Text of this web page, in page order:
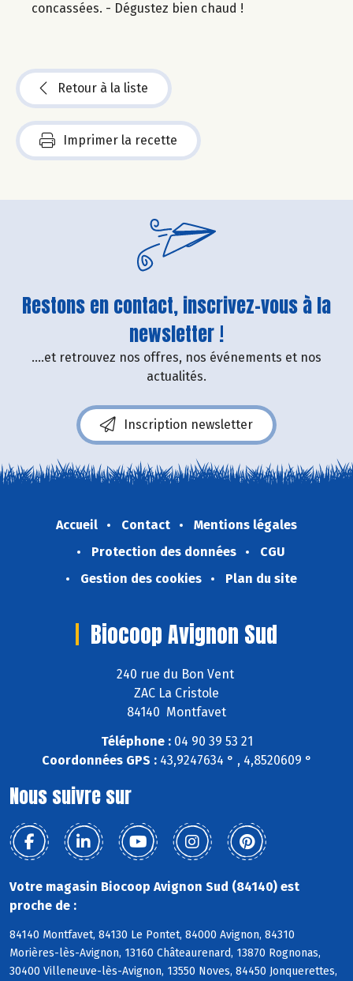
concassées. - Dégustez bien chaud !
Retour à la liste
Imprimer la recette
Restons en contact, inscrivez-vous à la
newsletter !
....et retrouvez nos offres, nos événements et nos
actualités.
Inscription newsletter
Accueil Contact
Mentions légales
Protection des données
CGU
Gestion des cookies
Plan du site
Biocoop Avignon Sud
240 rue du Bon Vent
ZAC La Cristole
84140 Montfavet
Téléphone :04 90 39 53 21
Coordonnées GPS :43,9247634 ° , 4,8520609 °
Nous suivre sur
Votre magasin Biocoop Avignon Sud (84140) est
proche de :
84140 Montfavet, 84130 Le Pontet, 84000 Avignon, 84310
Morières-lès-Avignon, 13160 Châteaurenard, 13870 Rognonas,
30400 Villeneuve-lès-Avignon, 13550 Noves, 84450 Jonquerettes,